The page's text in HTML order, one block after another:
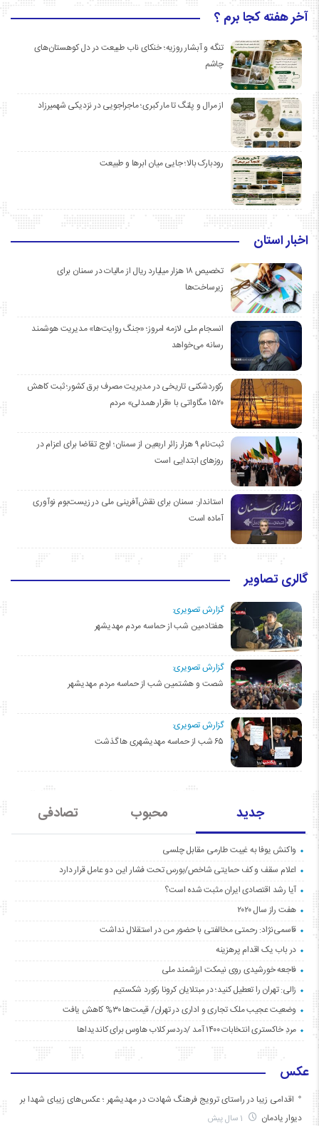
آخر هفته کجا برم ؟
تنگه و آبشار روزیه؛ خنکای ناب طبیعت در دل کوهستان‌های
چاشم
از مرال و پلنگ تا مار کبری؛ ماجراجویی در نزدیکی شهمیرزاد
رودبارک بالا؛ جایی میان ابرها و طبیعت
اخبار استان
تخصیص ۱۸ هزار میلیارد ریال از مالیات در سمنان برای
زیرساخت‌ها
انسجام ملی لازمه امروز؛ «جنگ روایت‌ها» مدیریت هوشمند
رسانه می‌خواهد
رکوردشکنی تاریخی در مدیریت مصرف برق کشور؛ ثبت کاهش
۱۵۲۰ مگاواتی با «قرار همدلی» مردم
ثبت‌نام ۹ هزار زائر اربعین از سمنان؛ اوج تقاضا برای اعزام در
روزهای ابتدایی است
استاندار: سمنان برای نقش‌آفرینی ملی در زیست‌بوم نوآوری
آماده است
گالری تصاویر
گزارش تصویری:
هفتادمین شب از حماسه مردم مهدیشهر
گزارش تصویری:
شصت و هشتمین شب از حماسه مردم مهدیشهر
گزارش تصویری:
۶۵ شب از حماسه مهدیشهری ها گذشت
جدید محبوب تصادفی
واکنش یوفا به غیبت طارمی مقابل چلسی
اعلام سقف و کف حمایتی شاخص/بورس تحت فشار این دو عامل قرار دارد
آیا رشد اقتصادی ایران مثبت شده است؟
هفت راز سال ۲۰۲۰
قاسمی‌نژاد: رحمتی مخالفتی با حضور من در استقلال نداشت
در باب یک اقدام پرهزینه
فاجعه خورشیدی روی نیمکت ارزشمند ملی
زالی: تهران را تعطیل کنید؛ در مبتلایان کرونا رکورد شکستیم
وضعیت عجیب ملک تجاری و اداری در تهران/ قیمت‌ها ۳۰% کاهش یافت
مردِ خاکستری انتخابات ۱۴۰۰ آمد /دردسر کلاب هاوس برای کاندیداها
عکس
اقدامی زیبا در راستای ترویج فرهنگ شهادت در مهدیشهر ؛ عکس‌های زیبای شهدا بر
دیوار یادمان